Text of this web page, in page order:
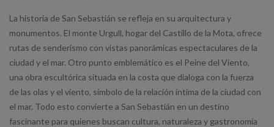
La historia de San Sebastián se refleja en su arquitectura y
monumentos. El monte Urgull, hogar del Castillo de la Mota, ofrece
rutas de senderismo con vistas panorámicas espectaculares de la
ciudad y el mar. Otro punto emblemático es el Peine del Viento,
una obra escultórica situada en la costa que dialoga con la fuerza
de las olas y el viento, símbolo de la relación íntima de la ciudad con
el mar. Todo esto convierte a San Sebastián en un destino
fascinante para quienes buscan cultura, naturaleza y gastronomía